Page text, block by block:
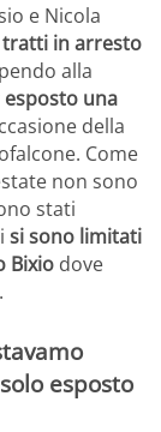
e Nicola
in arresto
alla
esposto una
della
Come
non sono
stati
si sono limitati
Bixio dove
esposto